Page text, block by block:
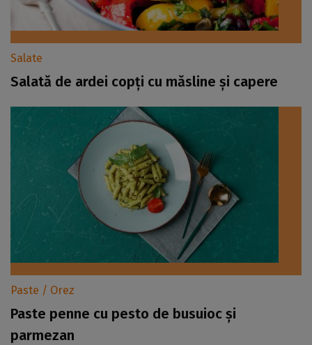
Salate
Salată de ardei copți cu măsline și capere
Paste / Orez
Paste penne cu pesto de busuioc și
parmezan